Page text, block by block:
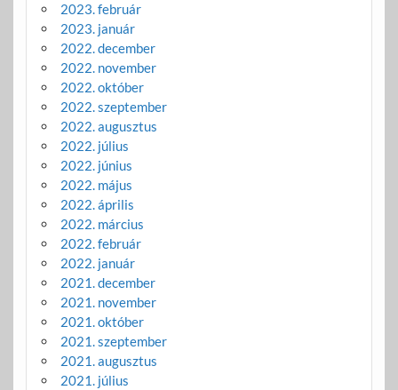
2023. február
2023. január
2022. december
2022. november
2022. október
2022. szeptember
2022. augusztus
2022. július
2022. június
2022. május
2022. április
2022. március
2022. február
2022. január
2021. december
2021. november
2021. október
2021. szeptember
2021. augusztus
2021. július